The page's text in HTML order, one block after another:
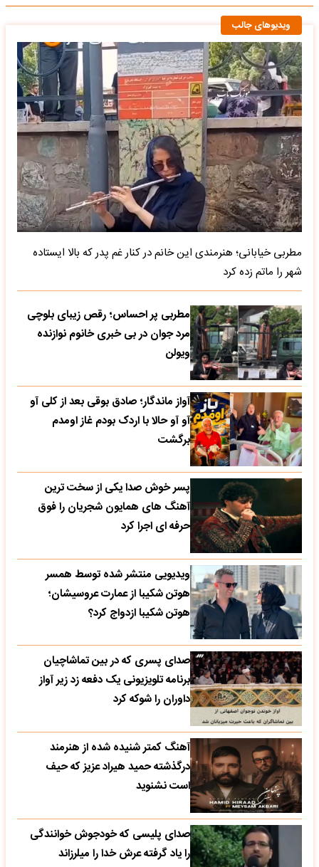
ویدیوهای جالب
مطربی خیابانی؛ هنرمندی این خانم در کنار غم پدر که بالا ایستاده
شهر را ماتم زده کرد
مطربی پر احساس؛ رقص زیبای بلوچی
مرد جوان در بی خبری خانوم نوازنده
ویولن
آواز ماندگار؛ صادق بوقی بعد از کلی آو
آو آو حالا با اردک بودم غاز اومدم
برگشت
پسر خوش صدا یکی از سخت ترین
آهنگ های همایون شجریان را فوق
حرفه ای اجرا کرد
ویدیویی منتشر شده توسط همسر
هوتن شکیبا از عمارت عروسیشان؛
هوتن شکیبا ازدواج کرد؟
صدای پسری که در بین تماشاچیان
برنامه تلویزیونی یک دفعه زد زیر آواز
داوران را شوکه کرد
آهنگ کمتر شنیده شده از هنرمند
درگذشته حمید هیراد عزیز که حیف
است نشنوید
صدای پلیسی که خودجوش خوانندگی
را یاد گرفته عرش خدا را میلرزاند